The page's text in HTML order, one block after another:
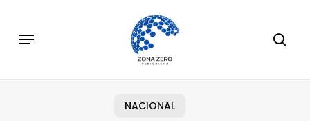
main
Menu
NACIONAL